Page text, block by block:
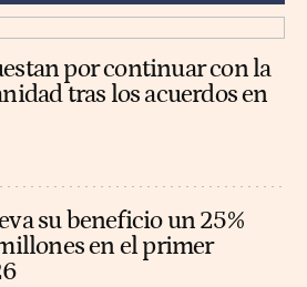
por continuar con la
tras los acuerdos en
su beneficio un 25%
en el primer